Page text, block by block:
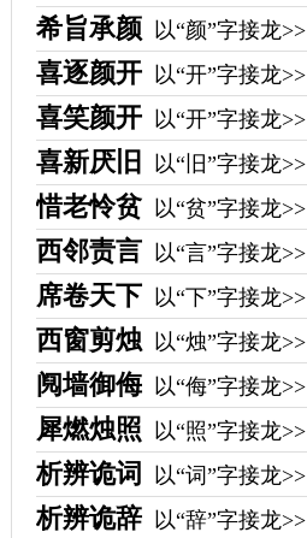
希旨承颜 以“颜”字接龙>>
喜逐颜开 以“开”字接龙>>
喜笑颜开 以“开”字接龙>>
喜新厌旧 以“旧”字接龙>>
惜老怜贫 以“贫”字接龙>>
西邻责言 以“言”字接龙>>
席卷天下 以“下”字接龙>>
西窗剪烛 以“烛”字接龙>>
阋墙御侮 以“侮”字接龙>>
犀燃烛照 以“照”字接龙>>
析辨诡词 以“词”字接龙>>
析辨诡辞 以“辞”字接龙>>